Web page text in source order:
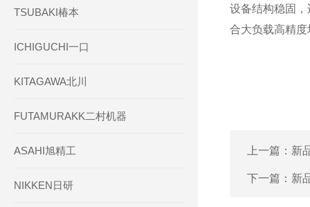
TSUBAKI椿本
ICHIGUCHI一口
KITAGAWA北川
FUTAMURAKK二村机器
ASAHI旭精工
NIKKEN日研
设备结构稳固
合大负载高精
上一篇： 新
下一篇： 新